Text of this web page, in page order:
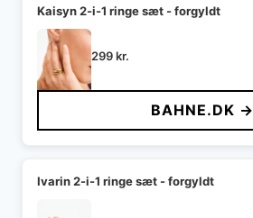
Kaisyn 2-i-1 ringe sæt - forgyldt
299kr.
BAHNE.DK →
Ivarin 2-i-1 ringe sæt - forgyldt